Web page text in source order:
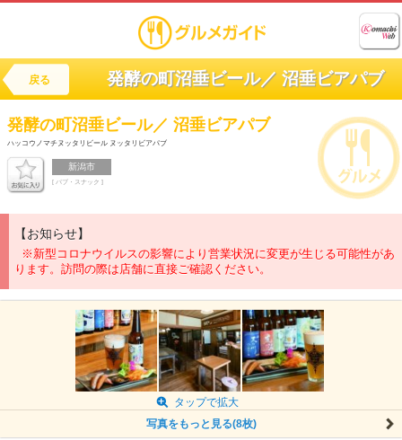
戻る 発酵の町沼垂ビール／ 沼垂ビアパブ
発酵の町沼垂ビール／ 沼垂ビアパブ
ハッコウノマチヌッタリビール ヌッタリビアパブ
新潟市
[ パブ・スナック ]
【お知らせ】
※新型コロナウイルスの影響により営業状況に変更が生じる可能性があ
ります。訪問の際は店舗に直接ご確認ください。
タップで拡大
写真をもっと見る(8枚)